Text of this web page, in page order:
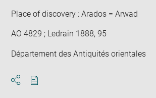
Place of discovery : Arados = Arwad
AO 4829 ; Ledrain 1888, 95
Département des Antiquités orientales